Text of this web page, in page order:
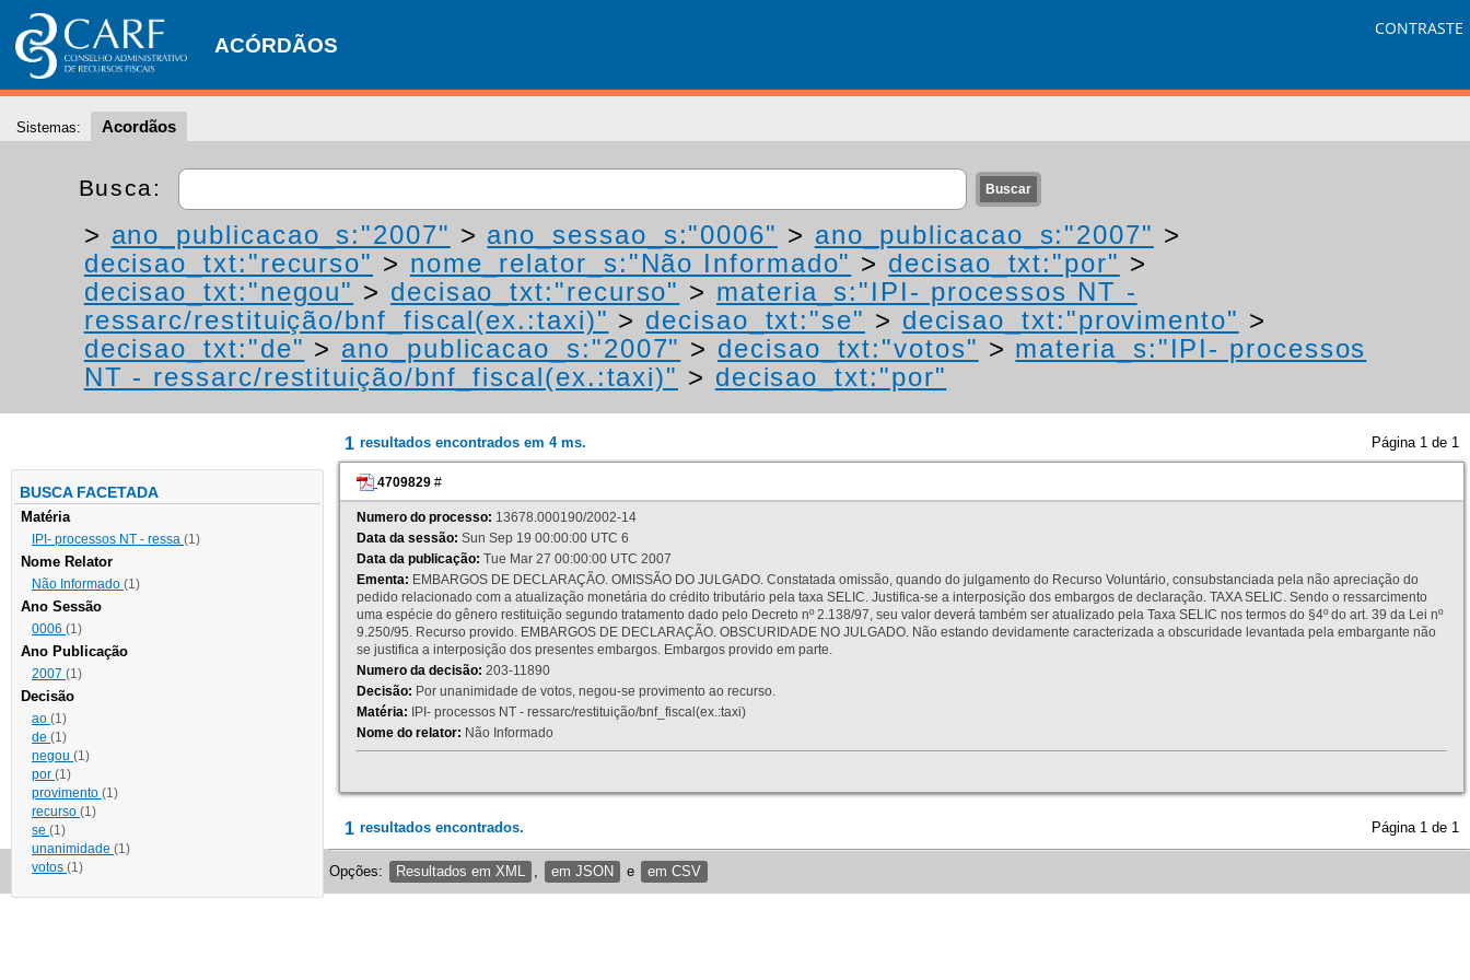
ACÓRDÃOS
CONTRASTE
Sistemas: Acordãos
Busca:
> ano_publicacao_s:"2007" > ano_sessao_s:"0006" > ano_publicacao_s:"2007" >
decisao_txt:"recurso" > nome_relator_s:"Não Informado" > decisao_txt:"por" >
decisao_txt:"negou" > decisao_txt:"recurso" > materia_s:"IPI- processos NT -
ressarc/restituição/bnf_fiscal(ex.:taxi)" > decisao_txt:"se" > decisao_txt:"provimento" >
decisao_txt:"de" > ano_publicacao_s:"2007" > decisao_txt:"votos" > materia_s:"IPI- processos
NT - ressarc/restituição/bnf_fiscal(ex.:taxi)" > decisao_txt:"por"
BUSCA FACETADA
Matéria
IPI- processos NT - ressa (1)
Nome Relator
Não Informado (1)
Ano Sessão
0006 (1)
Ano Publicação
2007 (1)
Decisão
ao (1)
de (1)
negou (1)
por (1)
provimento (1)
recurso (1)
se (1)
unanimidade (1)
votos (1)
1 resultados encontrados em 4 ms. Página 1 de 1
4709829 #
Numero do processo: 13678.000190/2002-14
Data da sessão: Sun Sep 19 00:00:00 UTC 6
Data da publicação: Tue Mar 27 00:00:00 UTC 2007
Ementa: EMBARGOS DE DECLARAÇÃO. OMISSÃO DO JULGADO. Constatada omissão, quando do julgamento do Recurso Voluntário, consubstanciada pela não apreciação do
pedido relacionado com a atualização monetária do crédito tributário pela taxa SELIC. Justifica-se a interposição dos embargos de declaração. TAXA SELIC. Sendo o ressarcimento
uma espécie do gênero restituição segundo tratamento dado pelo Decreto nº 2.138/97, seu valor deverá também ser atualizado pela Taxa SELIC nos termos do §4º do art. 39 da Lei nº
9.250/95. Recurso provido. EMBARGOS DE DECLARAÇÃO. OBSCURIDADE NO JULGADO. Não estando devidamente caracterizada a obscuridade levantada pela embargante não
se justifica a interposição dos presentes embargos. Embargos provido em parte.
Numero da decisão: 203-11890
Decisão: Por unanimidade de votos, negou-se provimento ao recurso.
Matéria: IPI- processos NT - ressarc/restituição/bnf_fiscal(ex.:taxi)
Nome do relator: Não Informado
1 resultados encontrados. Página 1 de 1
Opções: Resultados em XML em JSON e em CSV